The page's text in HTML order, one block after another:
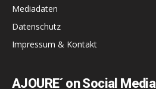
Mediadaten
Datenschutz
Impressum & Kontakt
AJOURE´ on Social Media